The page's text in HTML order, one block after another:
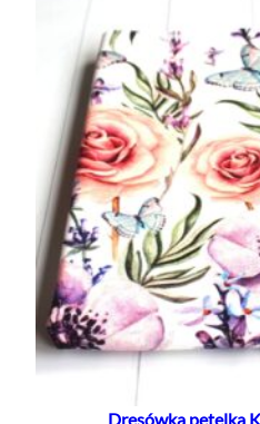
Dresówka pętelka